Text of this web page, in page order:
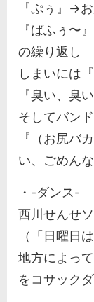
『ぷぅ』→
『ばふぅ〜
の繰り返し
しまいには
『臭い、臭
そしてバン
『（お尻バ
い、ごめん
・-ダンス-
西川せんせ
（「日曜日
地方によっ
をコサック